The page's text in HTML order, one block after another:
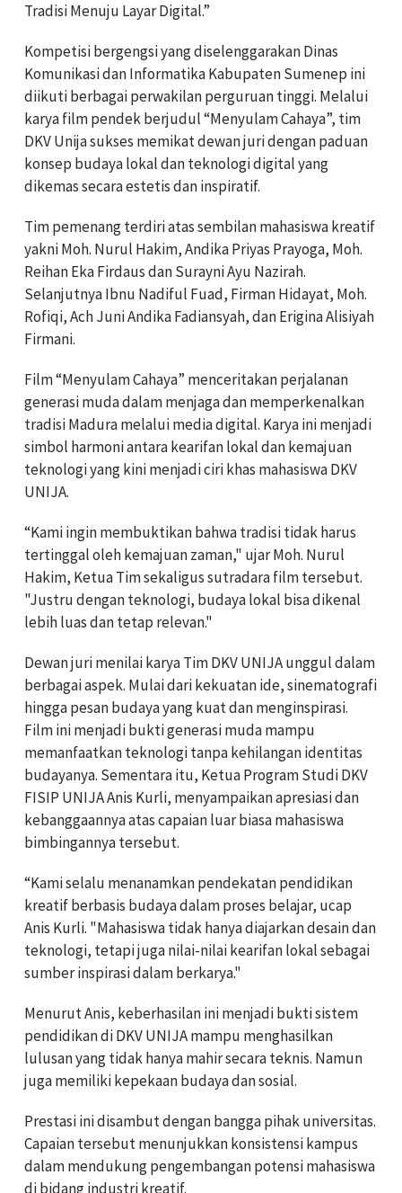
Tradisi Menuju Layar Digital.”
Kompetisi bergengsi yang diselenggarakan Dinas
Komunikasi dan Informatika Kabupaten Sumenep ini
diikuti berbagai perwakilan perguruan tinggi. Melalui
karya film pendek berjudul “Menyulam Cahaya”, tim
DKV Unija sukses memikat dewan juri dengan paduan
konsep budaya lokal dan teknologi digital yang
dikemas secara estetis dan inspiratif.
Tim pemenang terdiri atas sembilan mahasiswa kreatif
yakni Moh. Nurul Hakim, Andika Priyas Prayoga, Moh.
Reihan Eka Firdaus dan Surayni Ayu Nazirah.
Selanjutnya Ibnu Nadiful Fuad, Firman Hidayat, Moh.
Rofiqi, Ach Juni Andika Fadiansyah, dan Erigina Alisiyah
Firmani.
Film “Menyulam Cahaya” menceritakan perjalanan
generasi muda dalam menjaga dan memperkenalkan
tradisi Madura melalui media digital. Karya ini menjadi
simbol harmoni antara kearifan lokal dan kemajuan
teknologi yang kini menjadi ciri khas mahasiswa DKV
UNIJA.
“Kami ingin membuktikan bahwa tradisi tidak harus
tertinggal oleh kemajuan zaman," ujar Moh. Nurul
Hakim, Ketua Tim sekaligus sutradara film tersebut.
"Justru dengan teknologi, budaya lokal bisa dikenal
lebih luas dan tetap relevan."
Dewan juri menilai karya Tim DKV UNIJA unggul dalam
berbagai aspek. Mulai dari kekuatan ide, sinematografi
hingga pesan budaya yang kuat dan menginspirasi.
Film ini menjadi bukti generasi muda mampu
memanfaatkan teknologi tanpa kehilangan identitas
budayanya. Sementara itu, Ketua Program Studi DKV
FISIP UNIJA Anis Kurli, menyampaikan apresiasi dan
kebanggaannya atas capaian luar biasa mahasiswa
bimbingannya tersebut.
“Kami selalu menanamkan pendekatan pendidikan
kreatif berbasis budaya dalam proses belajar, ucap
Anis Kurli. "Mahasiswa tidak hanya diajarkan desain dan
teknologi, tetapi juga nilai-nilai kearifan lokal sebagai
sumber inspirasi dalam berkarya."
Menurut Anis, keberhasilan ini menjadi bukti sistem
pendidikan di DKV UNIJA mampu menghasilkan
lulusan yang tidak hanya mahir secara teknis. Namun
juga memiliki kepekaan budaya dan sosial.
Prestasi ini disambut dengan bangga pihak universitas.
Capaian tersebut menunjukkan konsistensi kampus
dalam mendukung pengembangan potensi mahasiswa
di bidang industri kreatif.